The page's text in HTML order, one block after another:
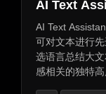
AI Text
AI Text
可对文本进行
选语言总结大
感相关的独特